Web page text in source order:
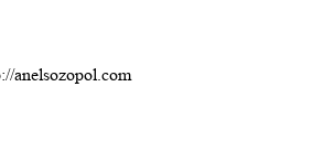
anelsozopol.com